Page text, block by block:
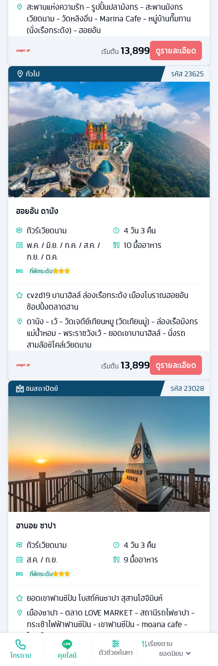
โทรถาม คุยไลน์ ตัวช่วยค้นหา
เรียงตาม
สะพานแห่งความรัก - รูปปั้นปลามังกร - สะพานมังกร
เวียดนาม - วัดหลิงอิ่น - Marina Cafe - หมู่บ้านกั๊มทาน
(นั่งเรือกระด้ง) - ฮอยอัน
เริ่มต้น 13,899 ดูรายละเอียด
ทั่วไป รหัส23625
ฮอยอัน ดานัง
ทัวร์เวียดนาม 4วัน3 คืน
พ.ค. / มิ.ย. / ก.ค. / ส.ค. /
ก.ย. / ต.ค.
10มื้ออาหาร
ที่พักระดับ
cvzd19 บานาฮิลล์ ล่องเรือกระด้ง เมืองโบราณฮอยอัน
ช้อปปิ้งตลาดฮาน
ดานัง - เว้ - วัดเจดีย์เทียนหมู (วัดเทียนมู่) - ล่องเรือมังกร
แม่น้ำหอม - พระราชวังเว้ - ยอดเขาบานาฮิลล์ - นั่งรถ
สามล้อซิโคล่เวียดนาม
เริ่มต้น 13,899 ดูรายละเอียด
ชมสถาปัตย์ รหัส23028
ฮานอย ซาปา
ทัวร์เวียดนาม 4วัน3 คืน
ส.ค. / ก.ย.
9มื้ออาหาร
ที่พักระดับ
ยอดเขาฟานซิปัน โบสถ์หินซาปา สุสานโฮจิมินห์
เมืองซาปา - ตลาด LOVE MARKET - สถานีรถไฟซาปา -
กระเช้าไฟฟ้าฟานซีปัน - เขาฟานซีปัน - moana cafe -
โบสถ์หินซาปา
เริ่มต้น13,990 ดูรายละเอียด